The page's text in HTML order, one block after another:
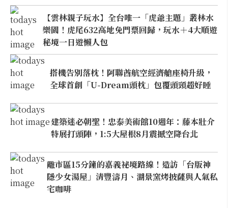
【雲林親子玩水】全台唯一「虎爺主題」叢林水
樂園！虎尾632高地免門票回歸，玩水＋4大順遊
秘境一日遊懶人包
搭機告別落枕！阿聯酋航空經濟艙座椅升級，
全球首創「U-Dream頭枕」包覆頭頸超好睡
建築迷必朝聖！忠泰美術館10週年：藤本壯介
特展打頭陣，1:5大屋根8月震撼空降台北
離市區15分鐘的嘉義祕境路線！造訪「台版神
隱少女湯屋」清豐濤月、湖景窯烤披薩與人氣私
宅咖啡